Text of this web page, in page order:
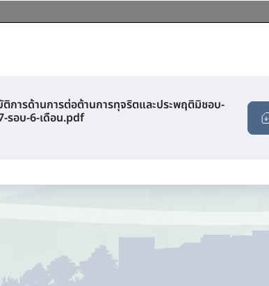
ารด้านการต่อต้านการทุจริตและประพฤติมิชอบ-
รอบ-6-เดือน.pdf